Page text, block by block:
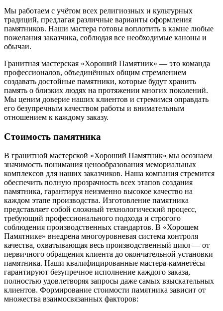
Мы работаем с учётом всех религиозных и культурных
традиций, предлагая различные варианты оформления
памятников. Наши мастера готовы воплотить в камне любые
пожелания заказчика, соблюдая все необходимые каноны и
обычаи.
Гранитная мастерская «Хороший Памятник» — это команда
профессионалов, объединённых общим стремлением
создавать достойные памятники, которые будут хранить
память о близких людях на протяжении многих поколений.
Мы ценим доверие наших клиентов и стремимся оправдать
его безупречным качеством работы и внимательным
отношением к каждому заказу.
Стоимость памятника
В гранитной мастерской «Хороший Памятник» мы осознаем
значимость понимания ценообразования мемориальных
комплексов для наших заказчиков. Наша компания стремится
обеспечить полную прозрачность всех этапов создания
памятника, гарантируя неизменно высокое качество на
каждом этапе производства. Изготовление памятника
представляет собой сложный технологический процесс,
требующий профессионального подхода и строгого
соблюдения производственных стандартов. В «Хорошем
Памятнике» внедрена многоуровневая система контроля
качества, охватывающая весь производственный цикл — от
первичного обращения клиента до окончательной установки
памятника. Наши квалифицированные мастера-камнетёсы
гарантируют безупречное исполнение каждого заказа,
полностью удовлетворяя запросы даже самых взыскательных
клиентов. Формирование стоимости памятника зависит от
множества взаимосвязанных факторов: